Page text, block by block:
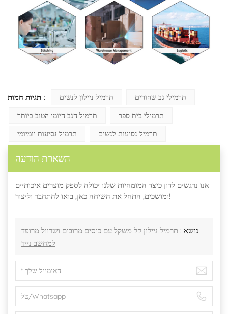
תגיות חמות : תרמיל ניילון לנשים
תרמילי גב שחורים
תרמיל הגב היומי הטוב ביותר
תרמילי בית ספר
תרמיל נסיעות יומיומי
תרמיל נסיעות לנשים
השארת הודעה
אנו נרגשים לדון כיצד המומחיות שלנו יכולה לספק מוצרים איכותיים
ומושכים, התחל את השיחה כאן, בואו להתחבר וליצור!
נושא : תרמיל ניילון קל משקל עם כיסים מרובים ושרוול מרופד
למחשב נייד